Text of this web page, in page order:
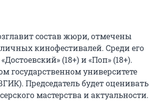
состав жюри, отмечены
кинофестивалей. Среди его
(18+) и «Поп» (18+).
государственном университете
Председатель будет оценивать
мастерства и актуальности.